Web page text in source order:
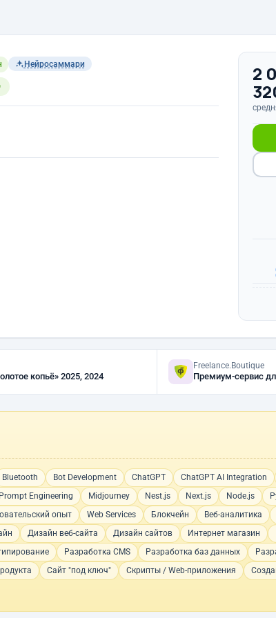
Нейросаммари 2
Победитель премии «Золотое копьё» 2025, 2024
Freelance.Boutique
Премиум-сервис
Bluetooth Bot Development ChatGPT ChatGPT AI Integration
Engineering Midjourney Nest.js Next.js Node.js
опыт Web Services Блокчейн Веб-аналитика
Дизайн веб-сайта Дизайн сайтов Интернет магазин
Разработка CMS Разработка баз данных
Сайт "под ключ" Скрипты / Web-приложения